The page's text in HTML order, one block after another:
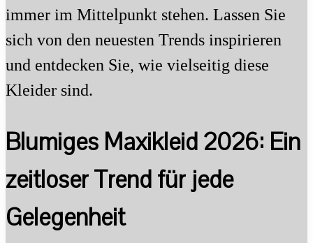
immer im Mittelpunkt stehen. Lassen Sie
sich von den neuesten Trends inspirieren
und entdecken Sie, wie vielseitig diese
Kleider sind.
Blumiges Maxikleid 2026: Ein
zeitloser Trend für jede
Gelegenheit